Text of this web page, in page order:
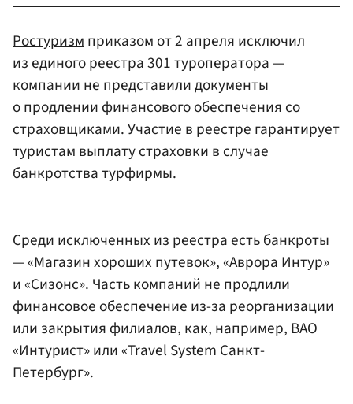
Ростуризмприказом от 2 апреля исключил
из единого реестра 301 туроператора —
компании не представили документы
о продлении финансового обеспечения со
страховщиками. Участие в реестре гарантирует
туристам выплату страховки в случае
банкротства турфирмы.
Среди исключенных из реестра есть банкроты
— «Магазин хороших путевок», «Аврора Интур»
и «Сизонс». Часть компаний не продлили
финансовое обеспечение из-за реорганизации
или закрытия филиалов, как, например, ВАО
«Интурист» или «Travel System Санкт-
Петербург».